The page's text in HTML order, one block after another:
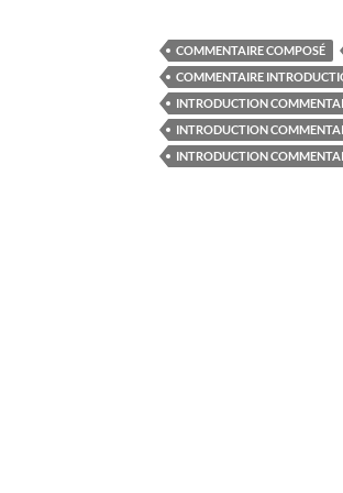
COMMENTAIRE COMPOSÉ
COMMENTAIRE
INTRODUCTION
INTRODUCTION
INTRODUCTION